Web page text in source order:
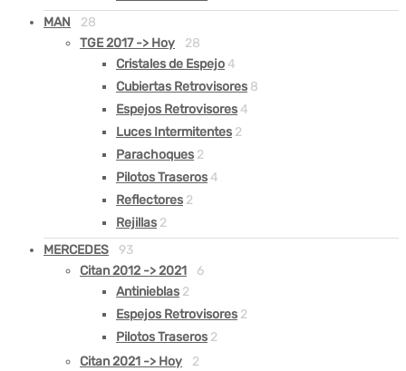
MAN
28
TGE 2017 -> Hoy
28
Cristales de Espejo 4
Cubiertas Retrovisores 8
Espejos Retrovisores 4
Luces Intermitentes 2
Parachoques 2
Pilotos Traseros 4
Reflectores 2
Rejillas 2
MERCEDES
93
Citan 2012 -> 2021
6
Antinieblas 2
Espejos Retrovisores 2
Pilotos Traseros 2
Citan 2021 -> Hoy
2